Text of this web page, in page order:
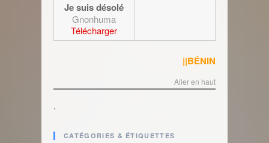
Je suis désolé
Gnonhuma
Télécharger
||BÉNIN
Aller en haut
.
CATÉGORIES & ÉTIQUETTES